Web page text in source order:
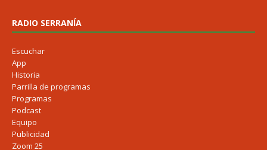
RADIO SERRANÍA
Escuchar
App
Historia
Parrilla de programas
Programas
Podcast
Equipo
Publicidad
Zoom 25